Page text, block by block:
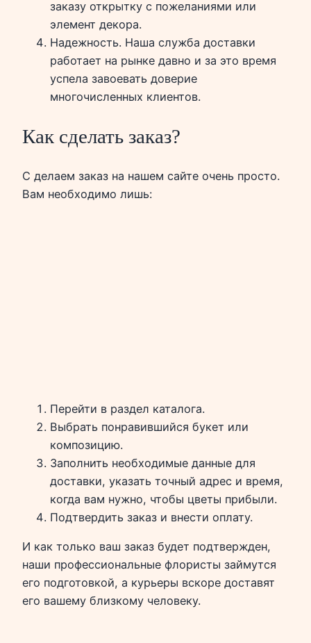
заказу открытку с пожеланиями или
элемент декора.
Надежность. Наша служба доставки
работает на рынке давно и за это время
успела завоевать доверие
многочисленных клиентов.
Как сделать заказ?
С делаем заказ на нашем сайте очень просто.
Вам необходимо лишь:
Перейти в раздел каталога.
Выбрать понравившийся букет или
композицию.
Заполнить необходимые данные для
доставки, указать точный адрес и время,
когда вам нужно, чтобы цветы прибыли.
Подтвердить заказ и внести оплату.
И как только ваш заказ будет подтвержден,
наши профессиональные флористы займутся
его подготовкой, а курьеры вскоре доставят
его вашему близкому человеку.